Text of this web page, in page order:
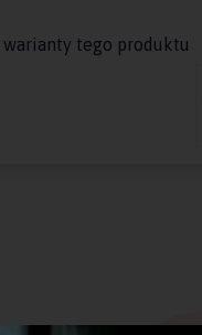
warianty tego produktu